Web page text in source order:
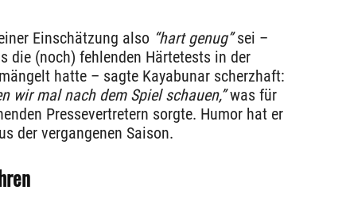
Einschätzung also “hart genug”sei –
die (noch) fehlenden Härtetests in der
hatte – sagte Kayabunar scherzhaft:
wir mal nach dem Spiel schauen,”was für
Pressevertretern sorgte. Humor hat er
der vergangenen Saison.